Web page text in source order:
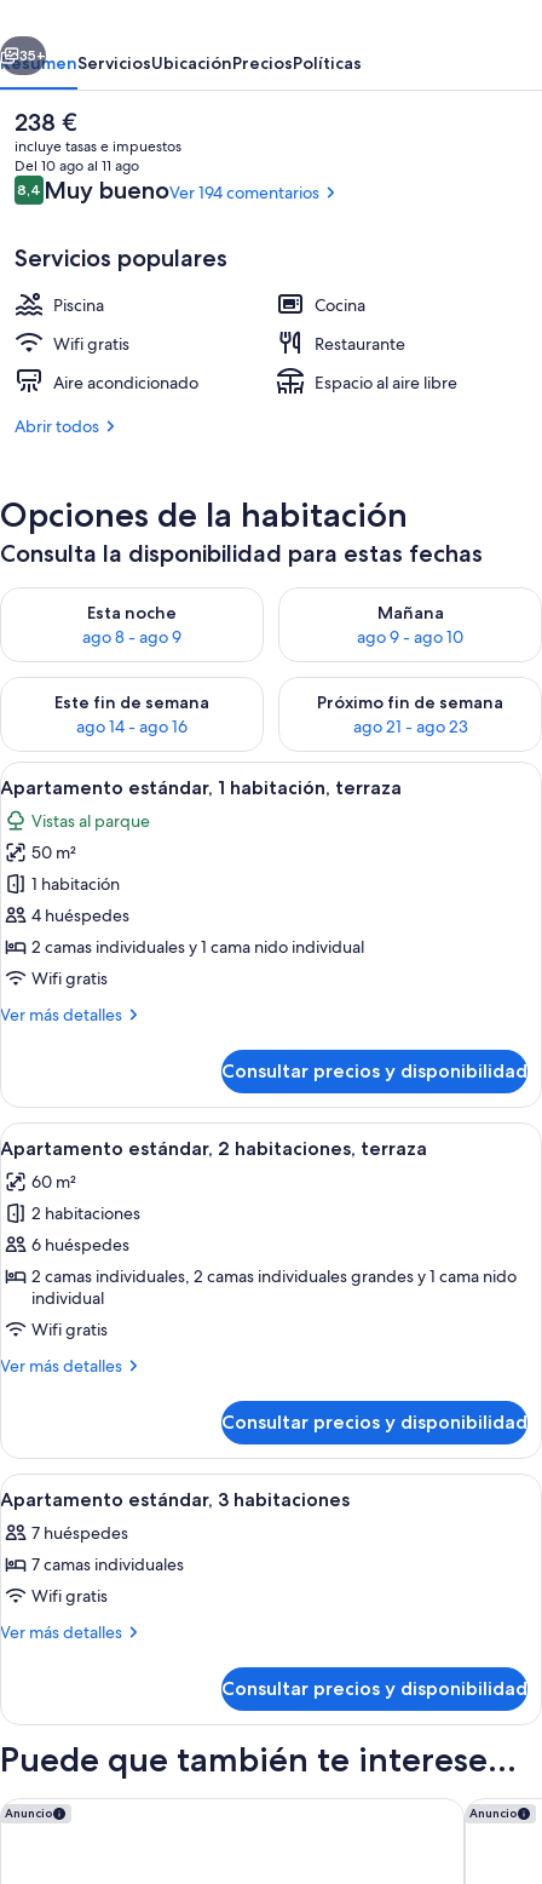
Hotels
Ubicación cercana a la playa
Siguiente
35+
ResumenServiciosUbicaciónPreciosPolíticas
El
precio
actual
es
de
238 €
incluye tasas e impuestos
Del 10 ago al 11 ago
Comentarios
8,48,4 de 10
Muy buenoVer 194 comentarios
Servicios populares
Piscina
Cocina
Wifi gratis
Restaurante
Aire acondicionado
Espacio al aire libre
Abrir todos
Opciones de la habitación
Consulta la disponibilidad para estas fechas
Esta noche
ago 8 - ago 9
Consulta la disponibilidad para esta noche, ago 8 - ago 9
Mañana
ago 9 - ago 10
Consulta la disponibilidad
Este fin de semana
ago 14 - ago 16
Consulta la disponibilidad para este fin de semana, ago 14 -
Próximo fin de semana
ago 21 - ago 23
Consulta la disponibilidad
Abrir
todas
las
fotos
de
Apartamento
estándar,
1
habitación,
terraza
Una habitación de hotel con una
8
Apartamento estándar, 1 habitación, terraza
Vistas al parque
50 m²
1 habitación
4 huéspedes
2 camas individuales y 1 cama nido individual
Wifi gratis
Ver más detalles
Más
estándar,
habitación,
terraza
Consultar precios y disponibilidad
Abrir
todas
las
fotos
de
Apartamento
estándar,
2
habitaciones,
Una habitación de hotel con una
10
Apartamento estándar, 2 habitaciones, terraza
60 m²
2 habitaciones
6 huéspedes
2 camas individuales, 2 camas individuales grandes y 1 cama nido
individual
Wifi gratis
Ver más detalles
Más
estándar,
habitaciones,
terraza
Consultar precios y disponibilidad
Abrir
todas
las
fotos
de
Apartamento
habitaciones
Un baño moderno con cabina de
7
Apartamento estándar, 3 habitaciones
7 huéspedes
7 camas individuales
Wifi gratis
Ver más detalles
Más
estándar,
habitaciones
Consultar precios y disponibilidad
Puede que también te interese...
Anuncio
Hotel Mongibello Ibiza Anuncio
Six